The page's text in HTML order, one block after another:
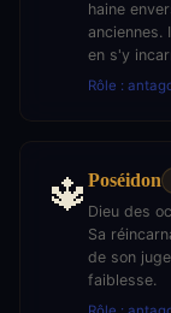
haine
anciennes.
en s'y
Rôle :
🔱 Poséidon
Dieu des
Sa
de son
faiblesse.